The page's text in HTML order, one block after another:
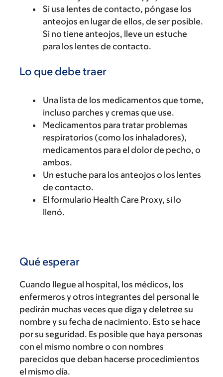
Si usa lentes de contacto, póngase los
anteojos en lugar de ellos, de ser posible.
Si no tiene anteojos, lleve un estuche
para los lentes de contacto.
Lo que debe traer
Una lista de los medicamentos que tome,
incluso parches y cremas que use.
Medicamentos para tratar problemas
respiratorios (como los inhaladores),
medicamentos para el dolor de pecho, o
ambos.
Un estuche para los anteojos o los lentes
de contacto.
El formulario Health Care Proxy, si lo
llenó.
Qué esperar
Cuando llegue al hospital, los médicos, los
enfermeros y otros integrantes del personal le
pedirán muchas veces que diga y deletree su
nombre y su fecha de nacimiento. Esto se hace
por su seguridad. Es posible que haya personas
con el mismo nombre o con nombres
parecidos que deban hacerse procedimientos
el mismo día.